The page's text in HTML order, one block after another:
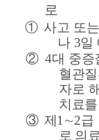
로
① 사고 또
나 3일
② 4대 중증
혈관
자로
치료
③ 제 1 ∼2급
로 의